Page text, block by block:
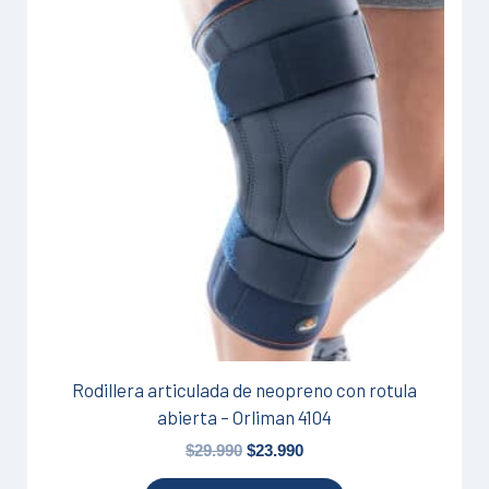
Rodillera articulada de neopreno con rotula
abierta – Orliman 4104
$29.990
era:
$23.990
actual
$23.990.
tiene
múltiples
variantes.
Las
opciones
se
pueden
elegir
en
la
página
de
producto